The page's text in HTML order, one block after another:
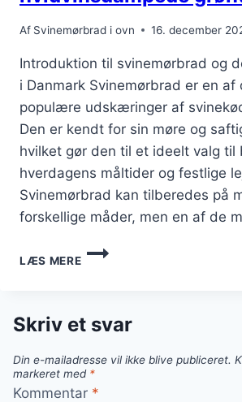
Af Svinemørbrad i ovn 16. december
Introduktion til svinemørbrad og
i Danmark Svinemørbrad er en af
populære udskæringer af
Den er kendt for sin møre og
hvilket gør den til et ideelt valg til
hverdagens måltider og festlige
Svinemørbrad kan tilberedes på
forskellige måder, men en af de
LÆS MERE
SVINEMØRBRAD
I
HVIDVINSDAMPEDE
GRØNTSAGER
Skriv et svar
Din e-mailadresse vil ikke blive publiceret.
markeret med *
Kommentar *